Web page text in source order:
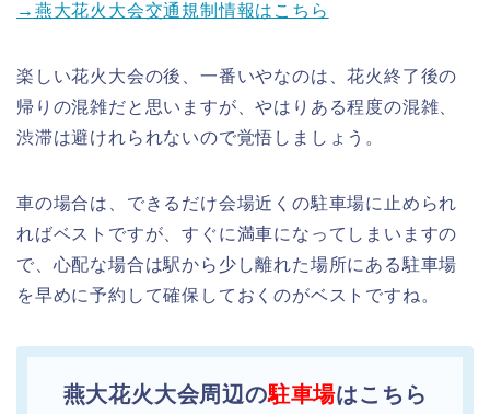
→燕大花火大会交通規制情報はこちら
楽しい花火大会の後、一番いやなのは、花火終了後の
帰りの混雑だと思いますが、やはりある程度の混雑、
渋滞は避けれられないので覚悟しましょう。
車の場合は、できるだけ会場近くの駐車場に止められ
ればベストですが、すぐに満車になってしまいますの
で、心配な場合は駅から少し離れた場所にある駐車場
を早めに予約して確保しておくのがベストですね。
燕大花火大会周辺の駐車場はこちら